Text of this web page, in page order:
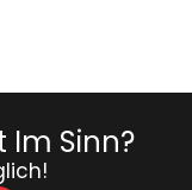
Im Sinn?